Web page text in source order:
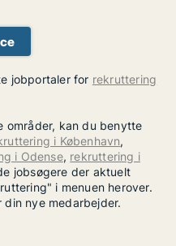
jobportaler for rekruttering
områder, kan du benytte
i København,
i Odense, rekruttering i
jobsøgere der aktuelt
i menuen herover.
nye medarbejder.